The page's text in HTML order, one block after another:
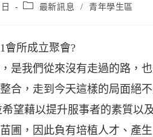
Post 最新訊息 / 青年學生區
會所成立聚會?
是我們從來沒有走過的路，
合，走到今天這樣的局面絕
望藉以提升服事者的素質以
圃，因此負有培植人才、產